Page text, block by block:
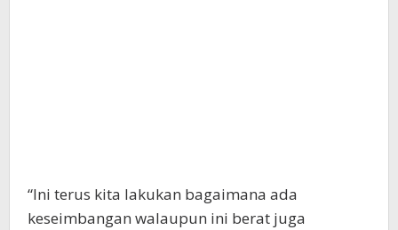
“Ini terus kita lakukan bagaimana ada
keseimbangan walaupun ini berat juga